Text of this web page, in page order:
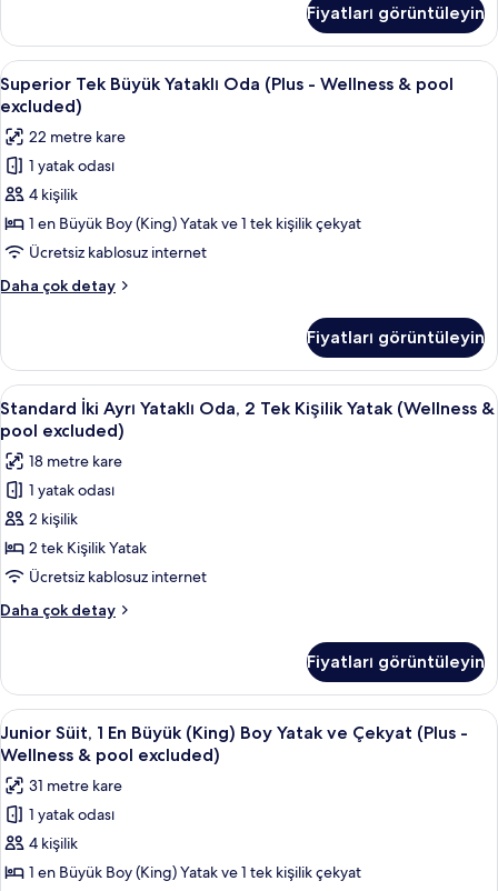
(Wellness
&
pool
excluded)
için
tüm
fotoğrafları
görün
Oda,
En
Büyük
Boy
Yatak
(Wellness
&
pool
hakkında
daha
fazla
Fiyatları görüntüleyin
Superior
Tek
Büyük
Yataklı
Oda
(Plus
-
Wellness
&
pool
için
tüm
fotoğrafları
görün
Superior Tek Büyük Yataklı Oda
10
Superior Tek Büyük Yataklı Oda (Plus - Wellness & pool
excluded)
22 metre kare
1 yatak odası
4 kişilik
1 en Büyük Boy (King) Yatak ve 1 tek kişilik çekyat
Ücretsiz kablosuz internet
Daha çok detay
Superior
Oda
(Plus
-
Wellness
&
pool
excluded)
hakkında
daha
fazla
Fiyatları görüntüleyin
Standard
İki
Ayrı
Yataklı
Oda,
2
Tek
Kişilik
Yatak
(Wellness
pool
excluded)
için
tüm
fotoğrafları
görün
Standard İki Ayrı Yataklı Oda, 2 Tek
7
Standard İki Ayrı Yataklı Oda, 2 Tek Kişilik Yatak (Wellness &
pool excluded)
18 metre kare
1 yatak odası
2 kişilik
2 tek Kişilik Yatak
Ücretsiz kablosuz internet
Daha çok detay
Standard
Oda,
Tek
Kişilik
(Wellness
&
pool
excluded)
hakkında
Fiyatları görüntüleyin
Junior
Süit,
En
Büyük
(King)
Boy
Junior Süit, 1 En Büyük (King) Boy
8
Junior Süit, 1 En Büyük (King) Boy Yatak ve Çekyat (Plus -
Wellness & pool excluded)
31 metre kare
1 yatak odası
4 kişilik
1 en Büyük Boy (King) Yatak ve 1 tek kişilik çekyat